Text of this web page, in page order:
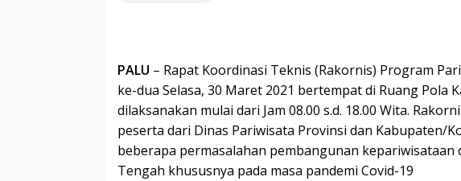
PALU – Rapat Koordinasi Teknis (Rakornis) Program
ke-dua Selasa, 30 Maret 2021 bertempat di Ruang Pola
dilaksanakan mulai dari Jam 08.00 s.d. 18.00 Wita.
peserta dari Dinas Pariwisata Provinsi dan Kabupaten/
beberapa permasalahan pembangunan kepariwisataan
Tengah khususnya pada masa pandemi Covid-19